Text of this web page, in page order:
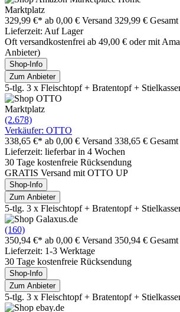
Marktplatz
329,99 €* ab 0,00 € Versand 329,99 € Gesamt
Lieferzeit: Auf Lager
Oft versandkostenfrei ab 49,00 € oder mit
Anbieter)
Shop-Info
Zum Anbieter
5-tlg. 3 x Fleischtopf + Bratentopf +
Marktplatz
(2.678)
Verkäufer: OTTO
338,65 €* ab 0,00 € Versand 338,65 € Gesamt
Lieferzeit: lieferbar in 4 Wochen
30 Tage kostenfreie Rücksendung
GRATIS Versand mit OTTO UP
Shop-Info
Zum Anbieter
5-tlg. 3 x Fleischtopf + Bratentopf +
(160)
350,94 €* ab 0,00 € Versand 350,94 € Gesamt
Lieferzeit: 1-3 Werktage
30 Tage kostenfreie Rücksendung
Shop-Info
Zum Anbieter
5-tlg. 3 x Fleischtopf + Bratentopf +